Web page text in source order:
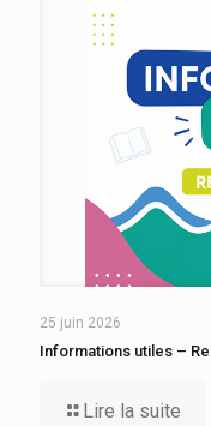
25 juin 2026
Informations utiles –
Lire la suite